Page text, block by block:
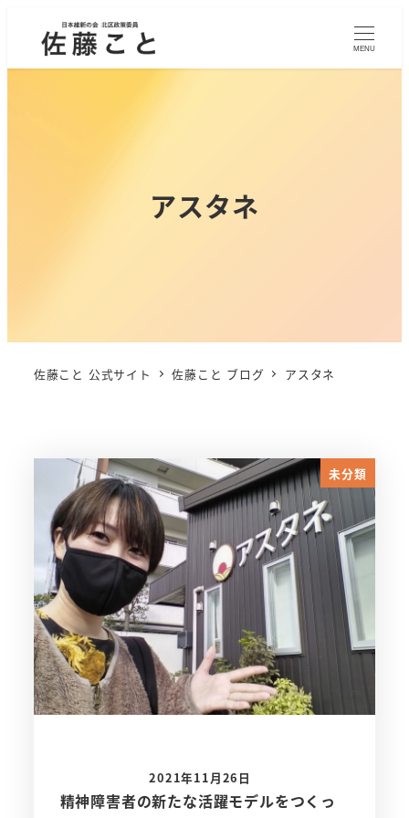
MENU
アスタネ
佐藤こと 公式サイト 佐藤こと ブログ アスタネ
未分類
精神障害者の新たな活躍モデルをつくっ
2021年11月26日